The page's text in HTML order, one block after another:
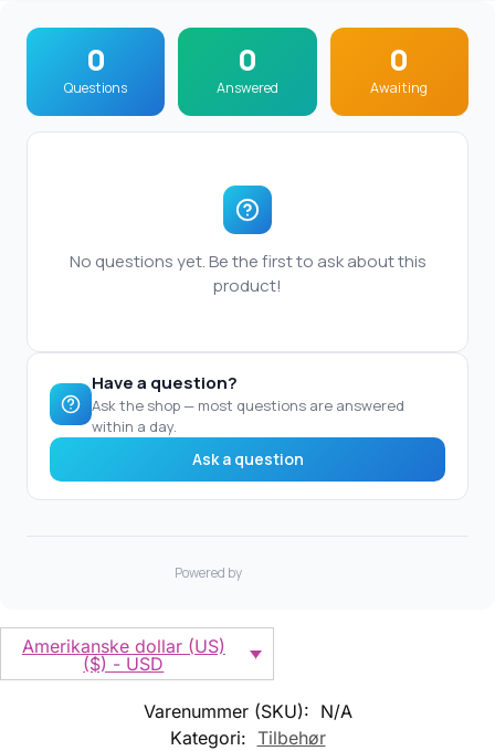
Amerikanske dollar (US)
($) - USD
Varenummer (SKU): N/A
Kategori: Tilbehør